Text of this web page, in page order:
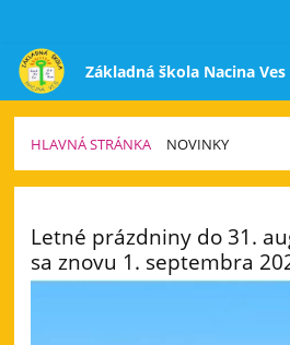
Základná škola Nacina Ves
HLAVNÁ STRÁNKA NOVINKY
Letné prázdniny do 31.
sa znovu 1. septembra